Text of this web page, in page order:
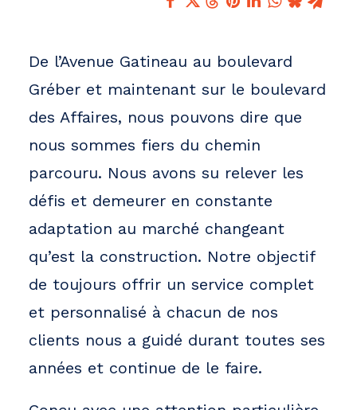
De l’Avenue Gatineau au boulevard
Gréber et maintenant sur le boulevard
des Affaires, nous pouvons dire que
nous sommes fiers du chemin
parcouru. Nous avons su relever les
défis et demeurer en constante
adaptation au marché changeant
qu’est la construction. Notre objectif
de toujours offrir un service complet
et personnalisé à chacun de nos
clients nous a guidé durant toutes ses
années et continue de le faire.